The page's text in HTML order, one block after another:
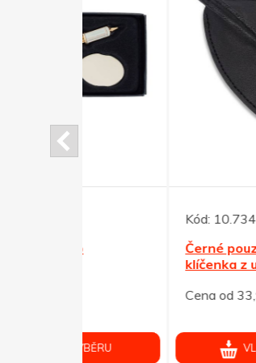
10.73419-02
Černé pouzdro na klíče/
klíčenka z umělé kůže
Cena od 33,90 Kč
VLOŽIT DO VÝBĚRU